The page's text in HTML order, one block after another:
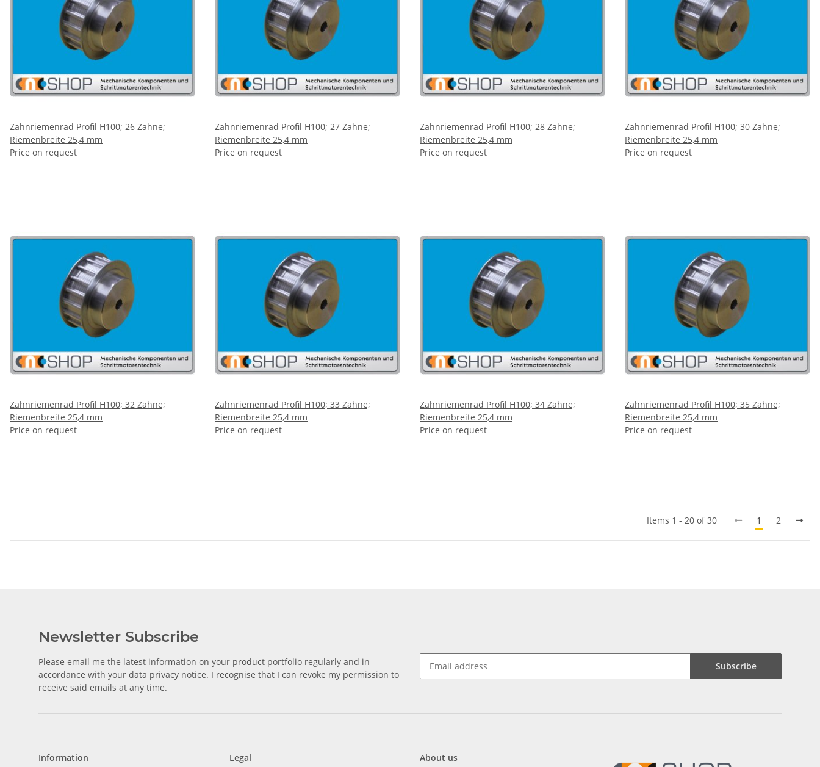
Zahnriemenrad Profil H100; 26 Zähne;
Riemenbreite 25,4 mm
Price on request
Zahnriemenrad Profil H100; 27 Zähne;
Riemenbreite 25,4 mm
Price on request
Zahnriemenrad Profil H100; 28 Zähne;
Riemenbreite 25,4 mm
Price on request
Zahnriemenrad Profil H100; 30 Zähne;
Riemenbreite 25,4 mm
Price on request
Zahnriemenrad Profil H100; 32 Zähne;
Riemenbreite 25,4 mm
Price on request
Zahnriemenrad Profil H100; 33 Zähne;
Riemenbreite 25,4 mm
Price on request
Zahnriemenrad Profil H100; 34 Zähne;
Riemenbreite 25,4 mm
Price on request
Zahnriemenrad Profil H100; 35 Zähne;
Riemenbreite 25,4 mm
Price on request
Items 1 - 20 of 30 1 2
Newsletter Subscribe
Please email me the latest information on your product portfolio regularly and in
accordance with your data privacy notice. I recognise that I can revoke my permission to
receive said emails at any time.
Subscribe
Information Legal About us